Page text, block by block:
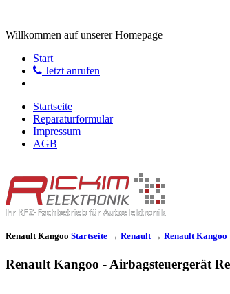
Willkommen auf unserer Homepage
Start
Jetzt anrufen
Startseite
Reparaturformular
Impressum
AGB
Renault Kangoo Startseite → Renault→ Renault Kangoo
Renault Kangoo - Airbagsteuergerät